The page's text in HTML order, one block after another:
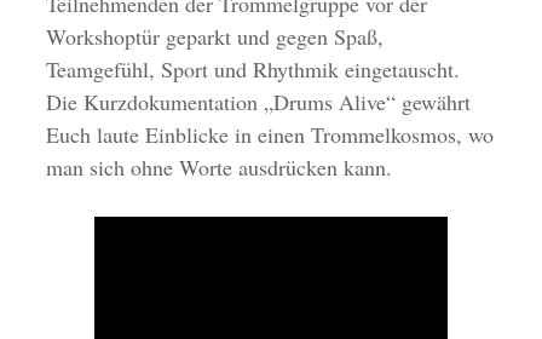
Workshoptür geparkt und gegen Spaß,
Teamgefühl, Sport und Rhythmik eingetauscht.
Die Kurzdokumentation „Drums Alive“ gewährt
Euch laute Einblicke in einen Trommelkosmos, wo
man sich ohne Worte ausdrücken kann.